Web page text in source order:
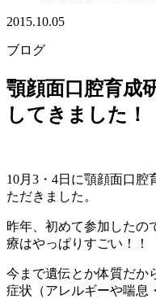
2015.10.05
ブログ
顎顔面口腔育成
してきました！
10月3・4日に顎顔面口
ただきました。
昨年、初めて参加したの
療はやっぱりすごい！！
今まで遺伝とか体質だか
症状（アレルギーや喘息